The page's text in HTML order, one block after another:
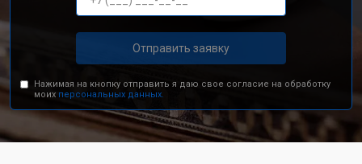
Отправить заявку
Нажимая на кнопку отправить я даю свое согласие на обработку
моих персональных данных.